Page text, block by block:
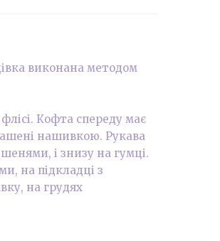
виконана методом
Кофта спереду має
нашивкою. Рукава
і знизу на гумці.
на підкладці з
на грудях